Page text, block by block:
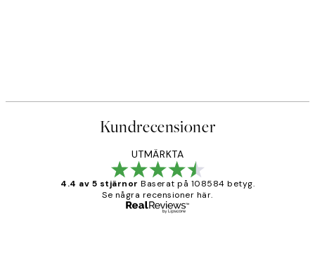
Kundrecensioner
UTMÄRKTA
4.4 av 5 stjärnor Baserat på 108584 betyg.
Se några recensioner här.